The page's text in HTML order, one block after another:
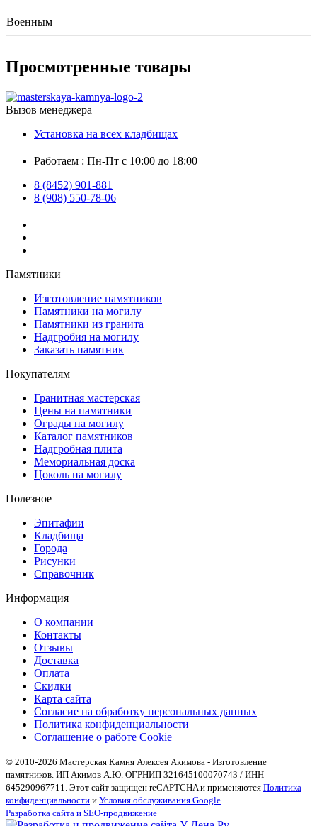
Военным
Просмотренные товары
Вызов менеджера
Установка на всех кладбищах
Работаем : Пн-Пт с 10:00 до 18:00
8 (8452) 901-881
8 (908) 550-78-06
Памятники
Изготовление памятников
Памятники на могилу
Памятники из гранита
Надгробия на могилу
Заказать памятник
Покупателям
Гранитная мастерская
Цены на памятники
Ограды на могилу
Каталог памятников
Надгробная плита
Мемориальная доска
Цоколь на могилу
Полезное
Эпитафии
Кладбища
Города
Рисунки
Справочник
Информация
О компании
Контакты
Отзывы
Доставка
Оплата
Скидки
Карта сайта
Согласие на обработку персональных данных
Политика конфиденциальности
Соглашение о работе Cookie
© 2010-2026 Мастерская Камня Алексея Акимова - Изготовление
памятников. ИП Акимов А.Ю. ОГРНИП 321645100070743 / ИНН
645290967711. Этот сайт защищен reCAPTCHA и применяются Политика
конфиденциальности и Условия обслуживания Google
Разработка сайта и SEO-продвижение